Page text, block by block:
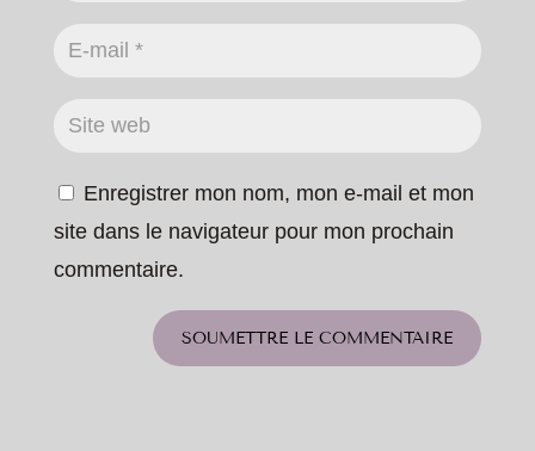
Enregistrer mon nom, mon e-mail et mon
site dans le navigateur pour mon prochain
commentaire.
SOUMETTRE LE COMMENTAIRE